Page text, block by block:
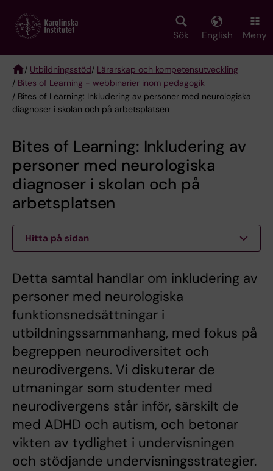
main
Sök English Meny
Breadcrumb
/ Utbildningsstöd/ Lärarskap och kompetensutveckling
/ Bites of Learning - webbinarier inom pedagogik
/ Bites of Learning: Inkludering av personer med neurologiska
diagnoser i skolan och på arbetsplatsen
Bites of Learning: Inkludering av
personer med neurologiska
diagnoser i skolan och på
arbetsplatsen
Hitta på sidan
Detta samtal handlar om inkludering av
personer med neurologiska
funktionsnedsättningar i
utbildningssammanhang, med fokus på
begreppen neurodiversitet och
neurodivergens. Vi diskuterar de
utmaningar som studenter med
neurodivergens står inför, särskilt de
med ADHD och autism, och betonar
vikten av tydlighet i undervisningen
och stödjande undervisningsstrategier.